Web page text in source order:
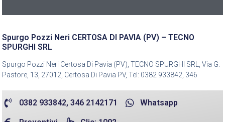
Spurgo Pozzi Neri CERTOSA DI PAVIA (PV) – TECNO
SPURGHI SRL
Spurgo Pozzi Neri Certosa Di Pavia (PV), TECNO SPURGHI SRL, Via G.
Pastore, 13, 27012, Certosa Di Pavia PV, Tel: 0382 933842, 346
0382 933842, 346 2142171 Whatsapp